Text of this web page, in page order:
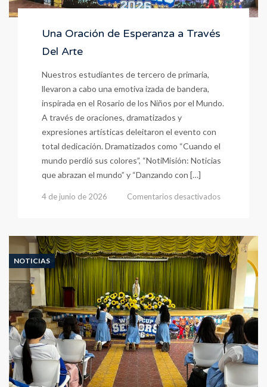
Una Oración de Esperanza a Través
Del Arte
Nuestros estudiantes de tercero de primaria,
llevaron a cabo una emotiva izada de bandera,
inspirada en el Rosario de los Niños por el Mundo.
A través de oraciones, dramatizados y
expresiones artísticas deleitaron el evento con
total dedicación. Dramatizados como “Cuando el
mundo perdió sus colores”, “NotiMisión: Noticias
que abrazan el mundo” y “Danzando con […]
4 de junio de 2026 Comentarios desactivados
Esperanza
a
Través
Del
Arte
NOTICIAS